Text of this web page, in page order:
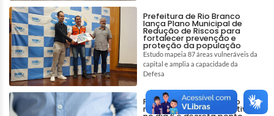
Prefeitura de Rio Branco
lança Plano Municipal de
Redução de Riscos para
fortalecer prevenção e
proteção da população
Estudo mapeia 87 áreas vulneráveis da
capital e amplia a capacidade da
Defesa
Prefeitura de Rio Branco
mantém ponto facultativo